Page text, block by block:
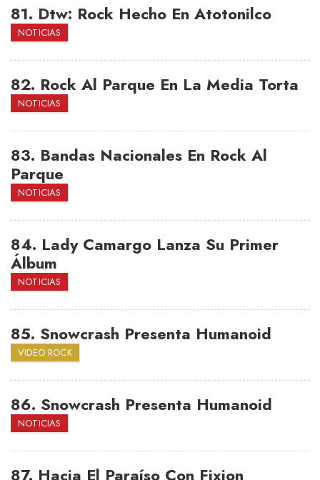
81. Dtw: Rock Hecho En Atotonilco
NOTICIAS
82. Rock Al Parque En La Media Torta
NOTICIAS
83. Bandas Nacionales En Rock Al
Parque
NOTICIAS
84. Lady Camargo Lanza Su Primer
Álbum
NOTICIAS
85. Snowcrash Presenta Humanoid
VIDEO ROCK
86. Snowcrash Presenta Humanoid
NOTICIAS
87. Hacia El Paraíso Con Fixion